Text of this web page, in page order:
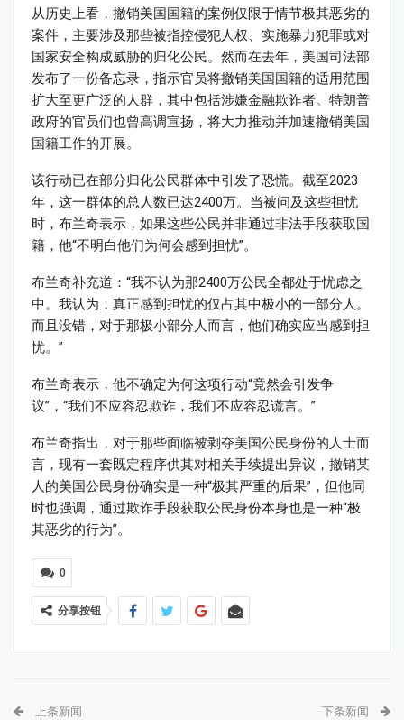
从历史上看，撤销美国国籍的案例仅限于情节极其恶劣的
案件，主要涉及那些被指控侵犯人权、实施暴力犯罪或对
国家安全构成威胁的归化公民。然而在去年，美国司法部
发布了一份备忘录，指示官员将撤销美国国籍的适用范围
扩大至更广泛的人群，其中包括涉嫌金融欺诈者。特朗普
政府的官员们也曾高调宣扬，将大力推动并加速撤销美国
国籍工作的开展。
该行动已在部分归化公民群体中引发了恐慌。截至2023
年，这一群体的总人数已达2400万。当被问及这些担忧
时，布兰奇表示，如果这些公民并非通过非法手段获取国
籍，他“不明白他们为何会感到担忧”。
布兰奇补充道：“我不认为那2400万公民全都处于忧虑之
中。我认为，真正感到担忧的仅占其中极小的一部分人。
而且没错，对于那极小部分人而言，他们确实应当感到担
忧。”
布兰奇表示，他不确定为何这项行动“竟然会引发争
议”，“我们不应容忍欺诈，我们不应容忍谎言。”
布兰奇指出，对于那些面临被剥夺美国公民身份的人士而
言，现有一套既定程序供其对相关手续提出异议，撤销某
人的美国公民身份确实是一种“极其严重的后果”，但他同
时也强调，通过欺诈手段获取公民身份本身也是一种“极
其恶劣的行为”。
0
分享按钮
上条新闻 下条新闻